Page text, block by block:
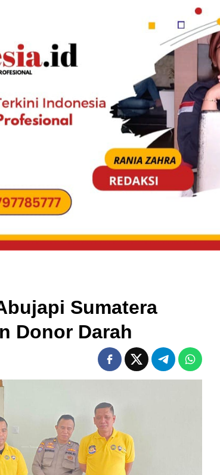
Sumatera
Donor Darah